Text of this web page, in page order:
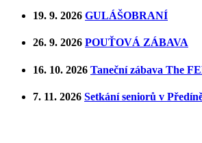
19. 9. 2026 GULÁŠOBRANÍ
26. 9. 2026 POUŤOVÁ ZÁBAVA
16. 10. 2026 Taneční zábava The
7. 11. 2026 Setkání seniorů v